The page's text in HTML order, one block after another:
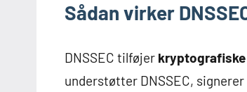
Sådan virker
DNSSEC tilføjer
understøtter DNSSEC,